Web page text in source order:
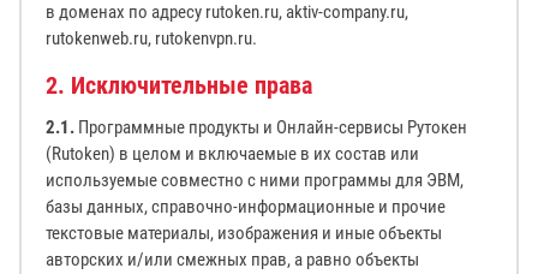
в доменах по адресу rutoken.ru, aktiv-company.ru,
rutokenweb.ru, rutokenvpn.ru.
2. Исключительные права
2.1. Программные продукты и Онлайн-сервисы Рутокен
(Rutoken) в целом и включаемые в их состав или
используемые совместно с ними программы для ЭВМ,
базы данных, справочно-информационные и прочие
текстовые материалы, изображения и иные объекты
авторских и/или смежных прав, а равно объекты